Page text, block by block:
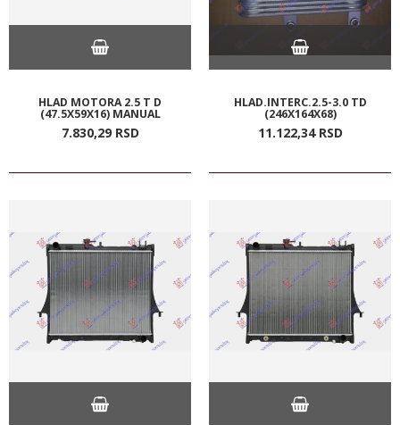
HLAD MOTORA 2.5 T D
(47.5X59X16) MANUAL
7.830,29 RSD
HLAD.INTERC.2.5-3.0 TD
(246X164X68)
11.122,34 RSD